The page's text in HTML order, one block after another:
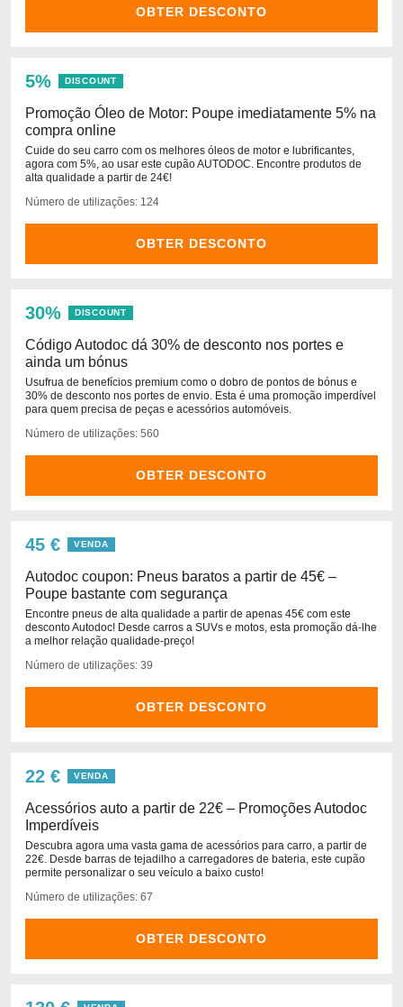
OBTER DESCONTO
5% DISCOUNT
Promoção Óleo de Motor: Poupe imediatamente 5% na
compra online
Cuide do seu carro com os melhores óleos de motor e lubrificantes,
agora com 5%, ao usar este cupão AUTODOC. Encontre produtos de
alta qualidade a partir de 24€!
Número de utilizações: 124
OBTER DESCONTO
30% DISCOUNT
Código Autodoc dá 30% de desconto nos portes e
ainda um bónus
Usufrua de benefícios premium como o dobro de pontos de bónus e
30% de desconto nos portes de envio. Esta é uma promoção imperdível
para quem precisa de peças e acessórios automóveis.
Número de utilizações: 560
OBTER DESCONTO
45 € VENDA
Autodoc coupon: Pneus baratos a partir de 45€ –
Poupe bastante com segurança
Encontre pneus de alta qualidade a partir de apenas 45€ com este
desconto Autodoc! Desde carros a SUVs e motos, esta promoção dá-lhe
a melhor relação qualidade-preço!
Número de utilizações: 39
OBTER DESCONTO
22 € VENDA
Acessórios auto a partir de 22€ – Promoções Autodoc
Imperdíveis
Descubra agora uma vasta gama de acessórios para carro, a partir de
22€. Desde barras de tejadilho a carregadores de bateria, este cupão
permite personalizar o seu veículo a baixo custo!
Número de utilizações: 67
OBTER DESCONTO